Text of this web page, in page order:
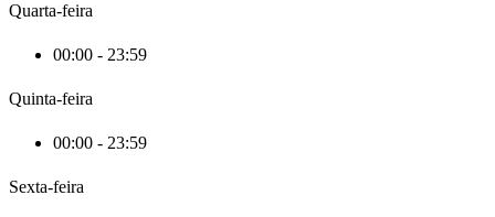
Quarta-feira
00:00 - 23:59
Quinta-feira
00:00 - 23:59
Sexta-feira